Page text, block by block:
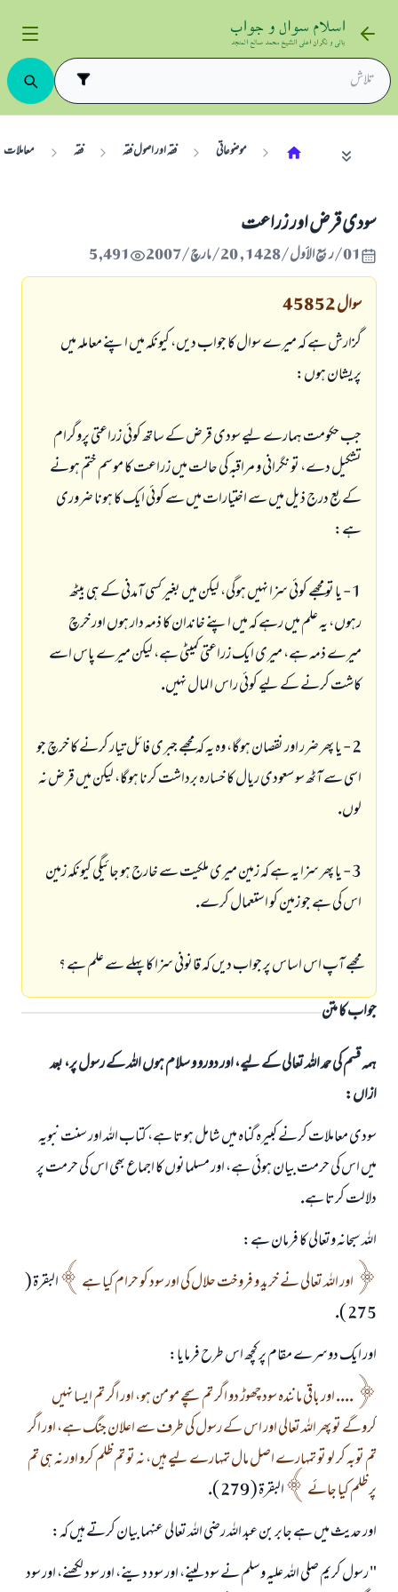
موضوعاتی فقہ اور اصول فقہ فقہ معاملات
سودى قرض اور زراعت
01/ربيع الأول/1428 , 20/مارچ/2007 5,491
سوال45852
گزارش ہے كہ ميرے سوال كا جواب ديں، كيونكہ ميں اپنے معاملہ ميں
پريشان ہوں:
جب حكومت ہمارے ليے سودى قرض كے ساتھ كوئى زراعتى پروگرام
تشكيل دے، تو نگرانى و مراقبہ كى حالت ميں زراعت كا موسم ختم ہونے
كے بع درج ذيل ميں سے اختيارات ميں سے كوئى ايك كا ہونا ضرورى
ہے:
1 - يا تو مجھے كوئى سزا نہيں ہوگى، ليكن ميں بغير كسى آمدنى كے ہى بيٹھ
رہوں، يہ علم ميں رہے كہ ميں اپنے خاندان كا ذمہ دار ہوں اور خرچ
ميرے ذمہ ہے، ميرى ايك زراعتى كميٹى ہے، ليكن ميرے پاس اسے
كاشت كرنے كے ليے كوئى راس المال نہيں.
2 - يا پھر ضرر اور نقصان ہوگا، وہ يہ كہ مجھے جبرى فائل تيار كرنے كا خرچ جو
اسى سے آٹھ سو سعودى ريال كا خسارہ برداشت كرنا ہوگا، ليكن ميں قرض نہ
لوں.
3 - يا پھر سزا يہ ہے كہ زمين ميرى ملكيت سے خارج ہو جائيگى كيونكہ زمين
اس كى ہے جو زمين كو استعمال كرے.
مجھے آپ اس اساس پر جواب ديں كہ قانونى سزا كا پہلے سے علم ہے ؟
جواب کا متن
ہمہ قسم کی حمد اللہ تعالی کے لیے، اور دورو و سلام ہوں اللہ کے رسول پر، بعد
ازاں:
سودى معاملات كرنے كبيرہ گناہ ميں شامل ہوتا ہے، كتاب اللہ اور سنت نبويہ
ميں اس كى حرمت بيان ہوئى ہے، اور مسلمانوں كا اجماع بھى اس كى حرمت پر
دلالت كرتا ہے.
اللہ سبحانہ وتعالى كا فرمان ہے:
اور اللہ تعالى نے خريد و فروخت حلال كى اور سود كو حرام كيا ہے
البقرۃ (
275 ).
اور ايك دوسرے مقام پر كچھ اس طرح فرمايا:
.... اور باقى مانندہ سود چھوڑ دو اگر تم سچے مومن ہو، اور اگر تم ايسا نہيں
كروگے تو پھر اللہ تعالى اور اس كے رسول كى طرف سے اعلان جنگ ہے، اور اگر
تم توبہ كر لو تو تمہارے اصل مال تمہارے ليے ہيں، نہ تو تم ظلم كرو اور نہ ہى تم
پر ظلم كيا جائے
البقرۃ ( 279 ).
اور حديث ميں ہے جابر بن عبد اللہ رضى اللہ تعالى عنہما بيان كرتے ہيں كہ:
" رسول كريم صلى اللہ عليہ وسلم نے سود لينے، اور سود دينے، اور سود لكھنے، اور سود